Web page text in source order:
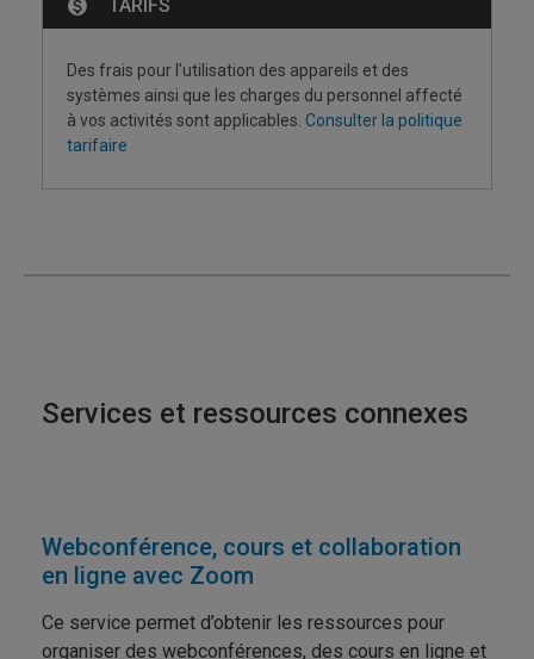
TARIFS
Des frais pour l’utilisation des appareils et des
systèmes ainsi que les charges du personnel affecté
à vos activités sont applicables. Consulter la politique
tarifaire
Services et ressources connexes
Webconférence, cours et collaboration
en ligne avec Zoom
Ce service permet d’obtenir les ressources pour
organiser des webconférences, des cours en ligne et